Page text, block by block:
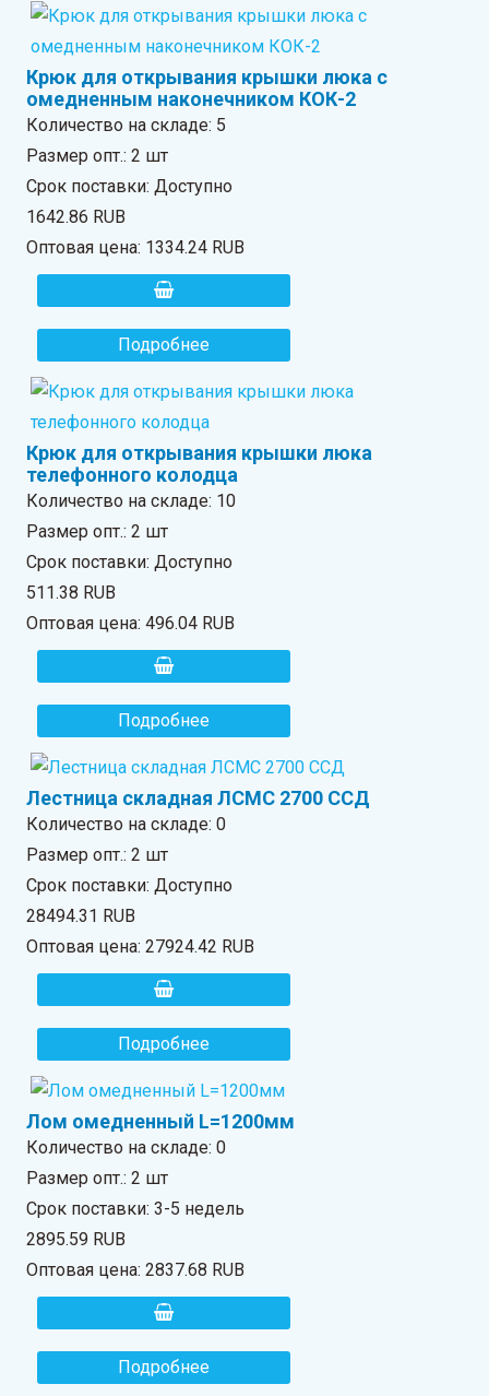
Крюк для открывания крышки люка с
омедненным наконечником КОК-2
Количество на складе: 5
Размер опт.: 2 шт
Срок поставки: Доступно
1642.86 RUB
Оптовая цена: 1334.24 RUB
Подробнее
Крюк для открывания крышки люка
телефонного колодца
Количество на складе: 10
Размер опт.: 2 шт
Срок поставки: Доступно
511.38 RUB
Оптовая цена:496.04 RUB
Подробнее
Лестница складная ЛСМС 2700 ССД
Количество на складе:0
Размер опт.: 2 шт
Срок поставки: Доступно
28494.31 RUB
Оптовая цена:27924.42 RUB
Подробнее
Лом омедненный L=1200мм
Количество на складе:0
Размер опт.: 2 шт
Срок поставки: 3-5 недель
2895.59 RUB
Оптовая цена:2837.68 RUB
Подробнее